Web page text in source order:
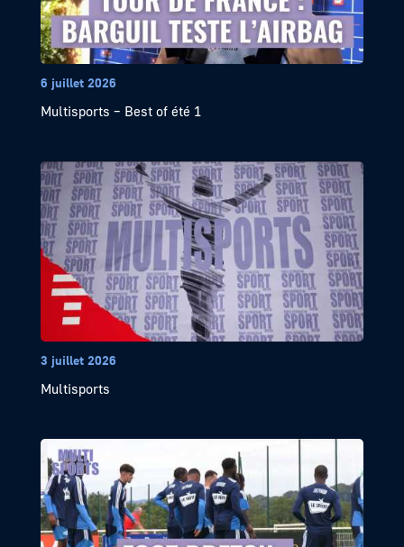
6 juillet 2026
Multisports – Best of été 1
3 juillet 2026
Multisports